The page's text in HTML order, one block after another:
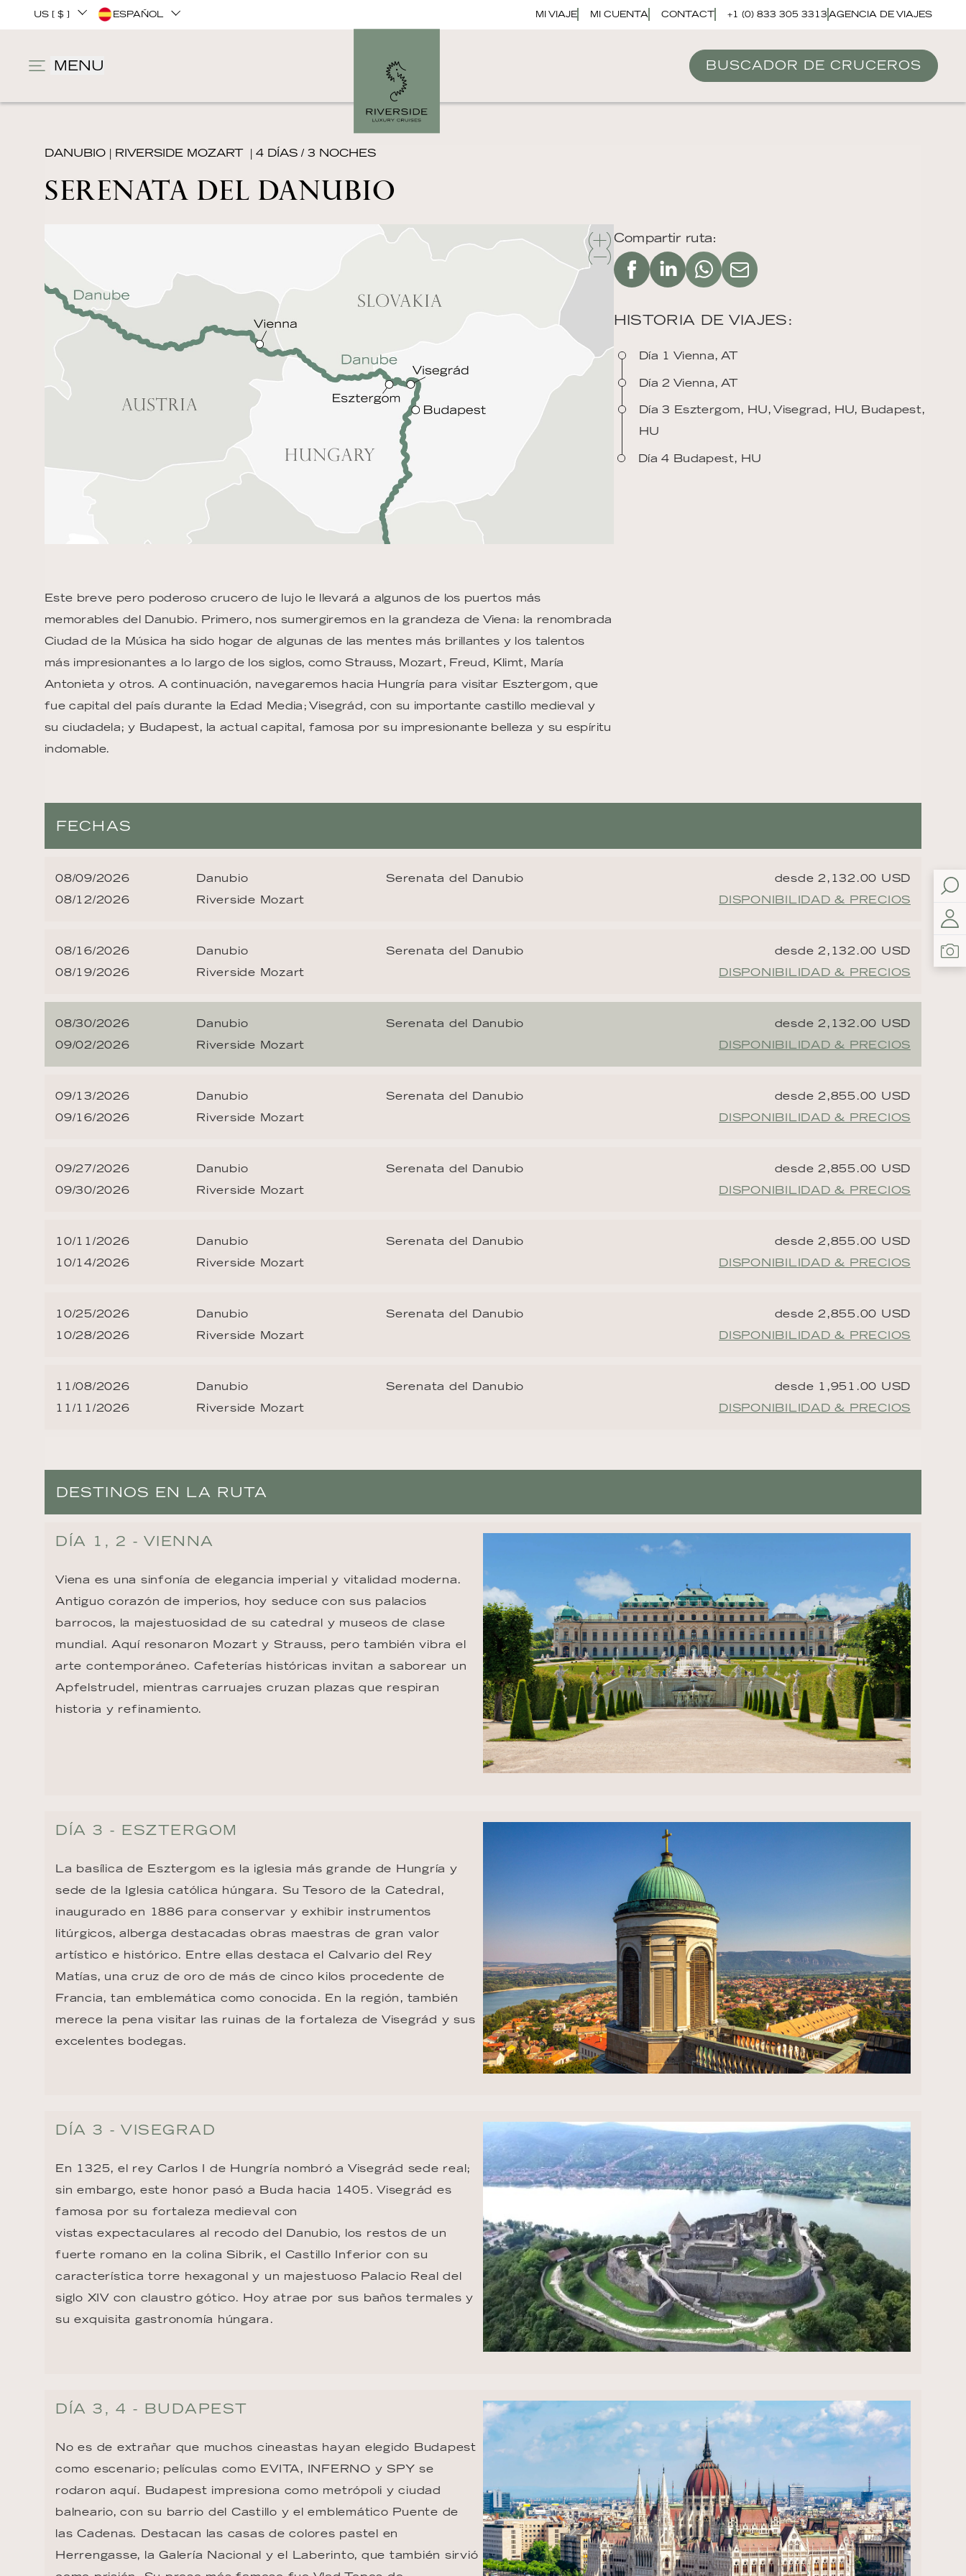
US [ $ ] ESPAÑOL MI VIAJE MI CUENTA CONTACT +1 (0) 833 305 3313 AGENCIA DE VIAJES
MENU BUSCADOR DE CRUCEROS
DANUBIO | RIVERSIDE MOZART| 4 DÍAS / 3 NOCHES
SERENATA DEL DANUBIO
Compartir ruta:
HISTORIA DE VIAJES:
Día 1 Vienna, AT
Día 2 Vienna, AT
Día 3 Esztergom, HU, Visegrad, HU, Budapest,
HU
Día 4 Budapest, HU
Este breve pero poderoso crucero de lujo le llevará a algunos de los puertos más
memorables del Danubio. Primero, nos sumergiremos en la grandeza de Viena: la renombrada
Ciudad de la Música ha sido hogar de algunas de las mentes más brillantes y los talentos
más impresionantes a lo largo de los siglos, como Strauss, Mozart, Freud, Klimt, María
Antonieta y otros. A continuación, navegaremos hacia Hungría para visitar Esztergom, que
fue capital del país durante la Edad Media; Visegrád, con su importante castillo medieval y
su ciudadela; y Budapest, la actual capital, famosa por su impresionante belleza y su espíritu
indomable.
FECHAS
08/09/2026
08/12/2026
Danubio
Riverside Mozart
Serenata del Danubio
desde 2,132.00 USD
DISPONIBILIDAD & PRECIOS
08/16/2026
08/19/2026
Danubio
Riverside Mozart
Serenata del Danubio
desde 2,132.00 USD
DISPONIBILIDAD & PRECIOS
08/30/2026
09/02/2026
Danubio
Riverside Mozart
Serenata del Danubio
desde 2,132.00 USD
DISPONIBILIDAD & PRECIOS
09/13/2026
09/16/2026
Danubio
Riverside Mozart
Serenata del Danubio
desde 2,855.00 USD
DISPONIBILIDAD & PRECIOS
09/27/2026
09/30/2026
Danubio
Riverside Mozart
Serenata del Danubio
desde 2,855.00 USD
DISPONIBILIDAD & PRECIOS
10/11/2026
10/14/2026
Danubio
Riverside Mozart
Serenata del Danubio
desde 2,855.00 USD
DISPONIBILIDAD & PRECIOS
10/25/2026
10/28/2026
Danubio
Riverside Mozart
Serenata del Danubio
desde 2,855.00 USD
DISPONIBILIDAD & PRECIOS
11/08/2026
11/11/2026
Danubio
Riverside Mozart
Serenata del Danubio
desde 1,951.00 USD
DISPONIBILIDAD & PRECIOS
DESTINOS EN LA RUTA
DÍA 1, 2 - VIENNA
Viena es una sinfonía de elegancia imperial y vitalidad moderna.
Antiguo corazón de imperios, hoy seduce con sus palacios
barrocos, la majestuosidad de su catedral y museos de clase
mundial. Aquí resonaron Mozart y Strauss, pero también vibra el
arte contemporáneo. Cafeterías históricas invitan a saborear un
Apfelstrudel, mientras carruajes cruzan plazas que respiran
historia y refinamiento.
DÍA 3 - ESZTERGOM
La basílica de Esztergom es la iglesia más grande de Hungría y
sede de la Iglesia católica húngara. Su Tesoro de la Catedral,
inaugurado en 1886 para conservar y exhibir instrumentos
litúrgicos, alberga destacadas obras maestras de gran valor
artístico e histórico. Entre ellas destaca el Calvario del Rey
Matías, una cruz de oro de más de cinco kilos procedente de
Francia, tan emblemática como conocida. En la región, también
merece la pena visitar las ruinas de la fortaleza de Visegrád y sus
excelentes bodegas.
DÍA 3 - VISEGRAD
En 1325, el rey Carlos I de Hungría nombró a Visegrád sede real;
sin embargo, este honor pasó a Buda hacia 1405. Visegrád es
famosa por su fortaleza medieval con
vistas expectaculares al recodo del Danubio, los restos de un
fuerte romano en la colina Sibrik, el Castillo Inferior con su
característica torre hexagonal y un majestuoso Palacio Real del
siglo XIV con claustro gótico. Hoy atrae por sus baños termales y
su exquisita gastronomía húngara.
DÍA 3, 4 - BUDAPEST
No es de extrañar que muchos cineastas hayan elegido Budapest
como escenario; películas como EVITA, INFERNO y SPY se
rodaron aquí. Budapest impresiona como metrópoli y ciudad
balneario, con su barrio del Castillo y el emblemático Puente de
las Cadenas. Destacan las casas de colores pastel en
Herrengasse, la Galería Nacional y el Laberinto, que también sirvió